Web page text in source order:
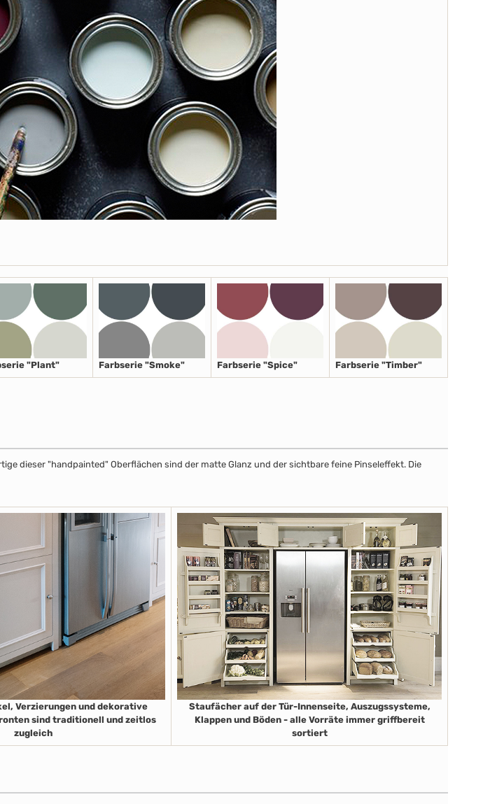
"Plant" Farbserie "Smoke" Farbserie "Spice" Farbserie "Timber"
dieser "handpainted" Oberflächen sind der matte Glanz und der sichtbare feine Pinseleffekt. Die
Verzierungen und dekorative
sind traditionell und zeitlos
zugleich
Staufächer auf der Tür-Innenseite, Auszugssysteme,
Klappen und Böden - alle Vorräte immer griffbereit
sortiert